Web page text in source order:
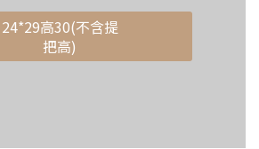
24*29高30(不含提
把高)